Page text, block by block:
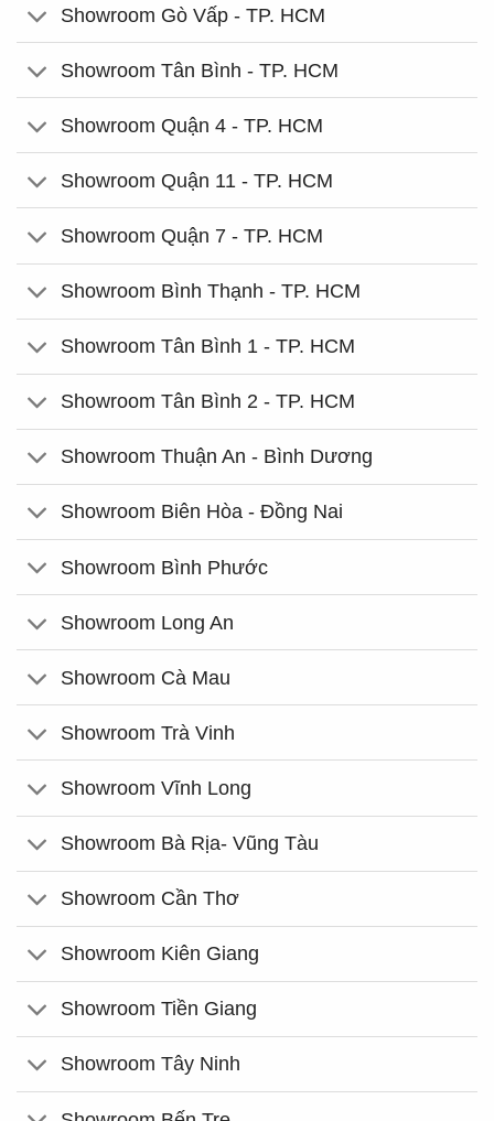
Showroom Gò Vấp - TP. HCM
Showroom Tân Bình - TP. HCM
Showroom Quận 4 - TP. HCM
Showroom Quận 11 - TP. HCM
Showroom Quận 7 - TP. HCM
Showroom Bình Thạnh - TP. HCM
Showroom Tân Bình 1 - TP. HCM
Showroom Tân Bình 2 - TP. HCM
Showroom Thuận An - Bình Dương
Showroom Biên Hòa - Đồng Nai
Showroom Bình Phước
Showroom Long An
Showroom Cà Mau
Showroom Trà Vinh
Showroom Vĩnh Long
Showroom Bà Rịa- Vũng Tàu
Showroom Cần Thơ
Showroom Kiên Giang
Showroom Tiền Giang
Showroom Tây Ninh